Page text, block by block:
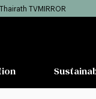
TVMIRROR